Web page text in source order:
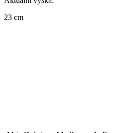
23 cm